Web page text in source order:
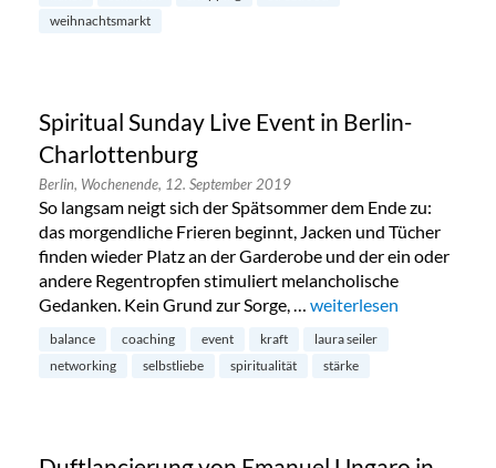
weihnachtsmarkt
Spiritual Sunday Live Event in Berlin-
Charlottenburg
Berlin, Wochenende, 12. September 2019
So langsam neigt sich der Spätsommer dem Ende zu:
das morgendliche Frieren beginnt, Jacken und Tücher
finden wieder Platz an der Garderobe und der ein oder
andere Regentropfen stimuliert melancholische
Gedanken. Kein Grund zur Sorge, … „Spiritual Sunday Live
weiterlesen
balance coaching event kraft
laura seiler
networking
selbstliebe spiritualität stärke